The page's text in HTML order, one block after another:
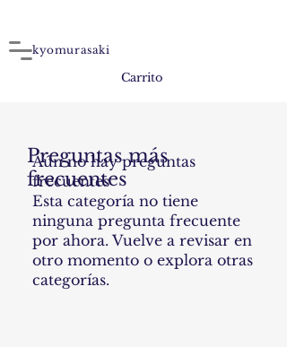
kyomurasaki
Carrito
Aún no hay preguntas
frecuentes
Esta categoría no tiene
ninguna pregunta frecuente
por ahora. Vuelve a revisar en
otro momento o explora otras
categorías.
Preguntas más
frecuentes